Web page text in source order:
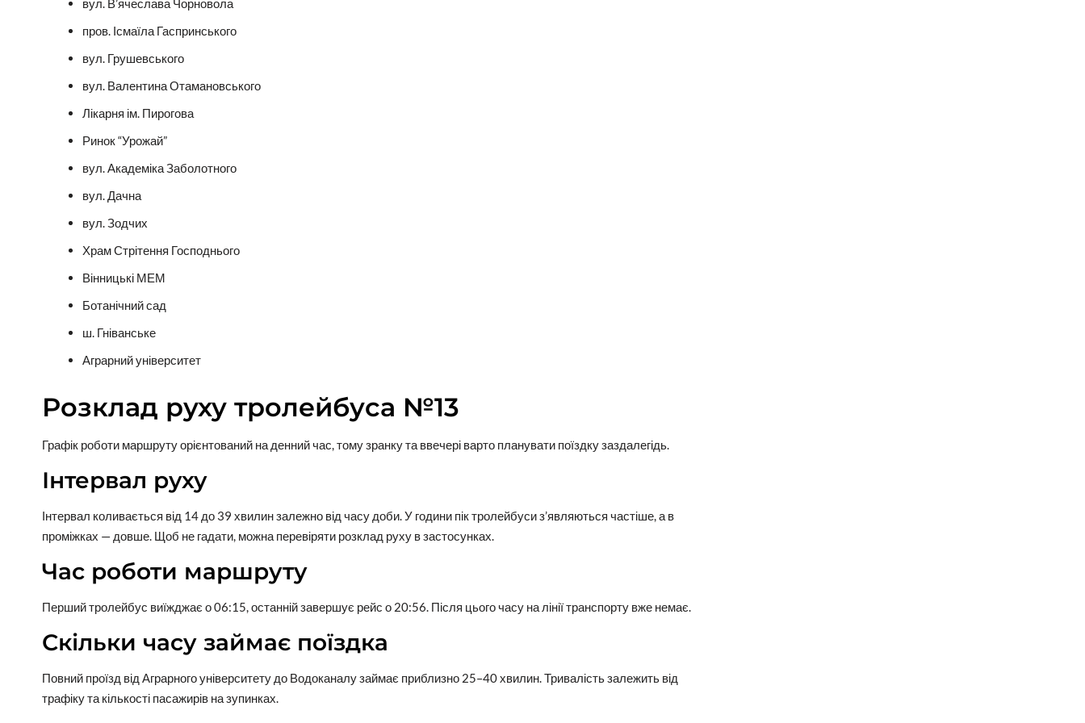
вул. В’ячеслава Чорновола
пров. Ісмаїла Гаспринського
вул. Грушевського
вул. Валентина Отамановського
Лікарня ім. Пирогова
Ринок “Урожай”
вул. Академіка Заболотного
вул. Дачна
вул. Зодчих
Храм Стрітення Господнього
Вінницькі МЕМ
Ботанічний сад
ш. Гніванське
Аграрний університет
Розклад руху тролейбуса №13
Графік роботи маршруту орієнтований на денний час, тому зранку та ввечері варто планувати поїздку заздалегідь.
Інтервал руху
Інтервал коливається від 14 до 39 хвилин залежно від часу доби. У години пік тролейбуси з’являються частіше, а в
проміжках — довше. Щоб не гадати, можна перевіряти розклад руху в застосунках.
Час роботи маршруту
Перший тролейбус виїжджає о 06:15, останній завершує рейс о 20:56. Після цього часу на лінії транспорту вже немає.
Скільки часу займає поїздка
Повний проїзд від Аграрного університету до Водоканалу займає приблизно 25–40 хвилин. Тривалість залежить від
трафіку та кількості пасажирів на зупинках.